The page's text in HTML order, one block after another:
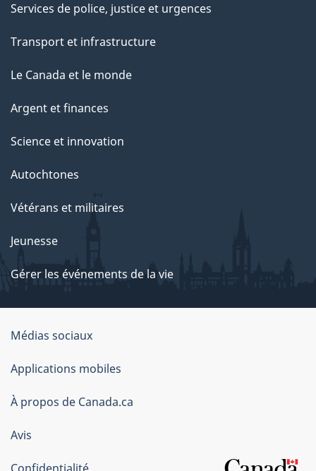
Services de police, justice et urgences
Transport et infrastructure
Le Canada et le monde
Argent et finances
Science et innovation
Autochtones
Vétérans et militaires
Jeunesse
Gérer les événements de la vie
Organisation
du
gouvernement
du
Canada
Médias sociaux
Applications mobiles
À propos de Canada.ca
Avis